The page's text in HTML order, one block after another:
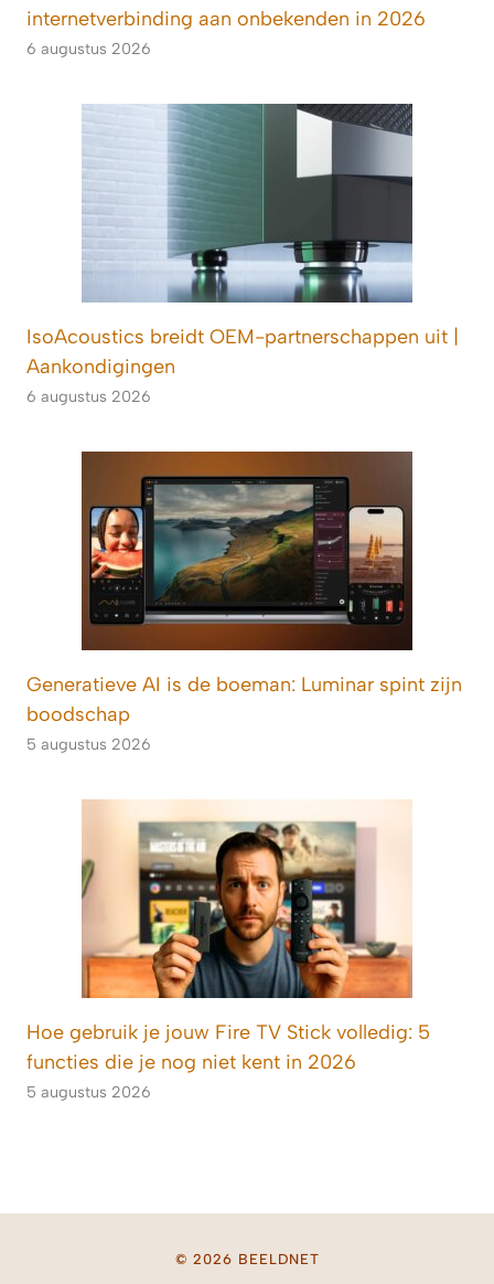
internetverbinding aan onbekenden in 2026
6 augustus 2026
IsoAcoustics breidt OEM-partnerschappen uit |
Aankondigingen
6 augustus 2026
Generatieve AI is de boeman: Luminar spint zijn
boodschap
5 augustus 2026
Hoe gebruik je jouw Fire TV Stick volledig: 5
functies die je nog niet kent in 2026
5 augustus 2026
© 2026 BEELDNET